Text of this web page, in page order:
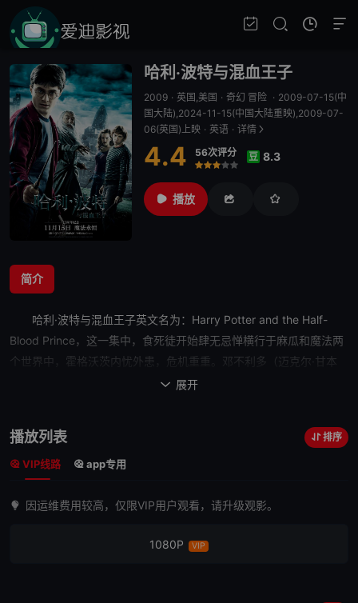
哈利·波特与混血王子
2009 · 英国,美国 · 奇幻 冒险 · 2009-07-15(中
国大陆),2024-11-15(中国大陆重映),2009-07-
06(英国)上映 · 英语 · 详情
4.4 56次评分
很差较差还行
推荐力荐
豆 8.3
播放
简介
哈利·波特与混血王子英文名为：Harry Potter and the Half-
Blood Prince，这一集中，食死徒开始肆无忌惮横行于麻瓜和魔法两
个世界中，霍格沃茨内忧外患，危机重重。邓不利多（迈克尔·甘本
Michael Gambon 饰）带着哈利（丹尼尔·雷德克里夫 Daniel
拉斯曾经教授
过无数优秀的学生，而汤姆·里德尔——伏地魔——正是
他最出色的一名弟子。邓不利多深信霍拉斯保有伏地魔不死身的
另一方面，德拉科·马尔福（汤姆·费尔顿 Tom
此时，罗恩（鲁伯特·格林特 Rupert Grint 饰）、赫敏（艾玛·沃特森
 展开
播放列表 排序
VIP线路 app专用
因运维费用较高，仅限VIP用户观看，请升级观影。
1080P VIP